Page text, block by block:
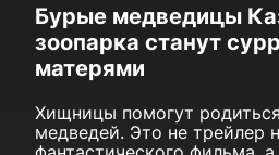
Бурые медведицы
зоопарка станут
матерями
Хищницы помогут
медведей. Это не трейлер